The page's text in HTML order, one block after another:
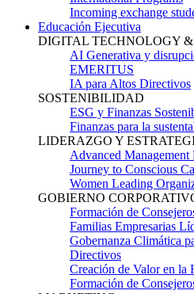
Incoming exchange
Educación Ejecutiva
DIGITAL TECHNOLOGY
AI Generativa y
EMERITUS
IA para Altos Directivos
SOSTENIBILIDAD
ESG y Finanzas
Finanzas para la
LIDERAZGO Y
Advanced Management
Journey to Conscious
Women Leading
GOBIERNO
Formación de
Familias Empresarias
Gobernanza Climática
Directivos
Creación de Valor en la
Formación de